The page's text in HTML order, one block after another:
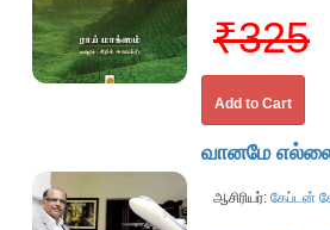
₹325
Add to Cart
வானமே
ஆசிரியர்: கேப்டன்